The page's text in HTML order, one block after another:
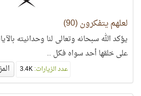
لعلهم يتفكرون (90)
يؤكد الله سبحانه وتعالى لنا وحدانيته
على خلقها أحد سواه فكل ..
عدد الزيارات: